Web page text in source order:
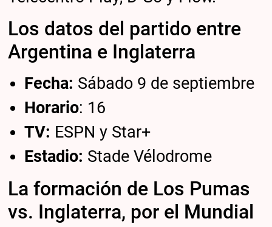
Los datos del partido entre
Argentina e Inglaterra
Fecha: Sábado 9 de septiembre
Horario: 16
TV: ESPN y Star+
Estadio: Stade Vélodrome
La formación de Los Pumas
vs. Inglaterra, por el Mundial